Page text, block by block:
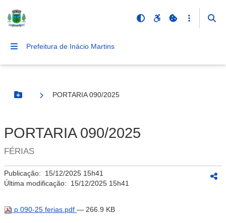
Prefeitura de Inácio Martins
Botão Menu
PORTARIA 090/2025
PORTARIA 090/2025
FÉRIAS
Publicação: 15/12/2025 15h41
Última modificação: 15/12/2025 15h41
p 090-25 ferias.pdf — 266.9 KB